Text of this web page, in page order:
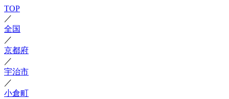
TOP
／
全国
／
京都府
／
宇治市
／
小倉町